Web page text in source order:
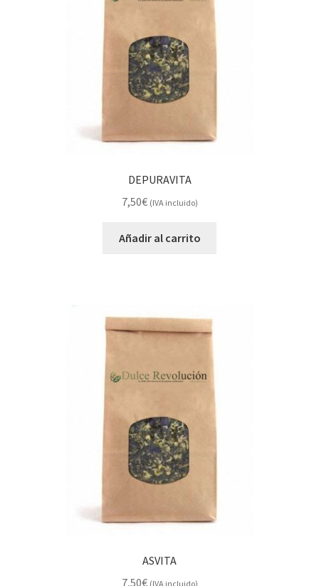
DEPURAVITA
7,50€ (IVA incluido)
Añadir al carrito
ASVITA
7,50€ (IVA incluido)